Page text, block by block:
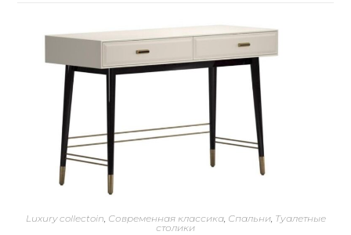
Luxury collectoin, Современная классика, Спальни, Туалетные
столики